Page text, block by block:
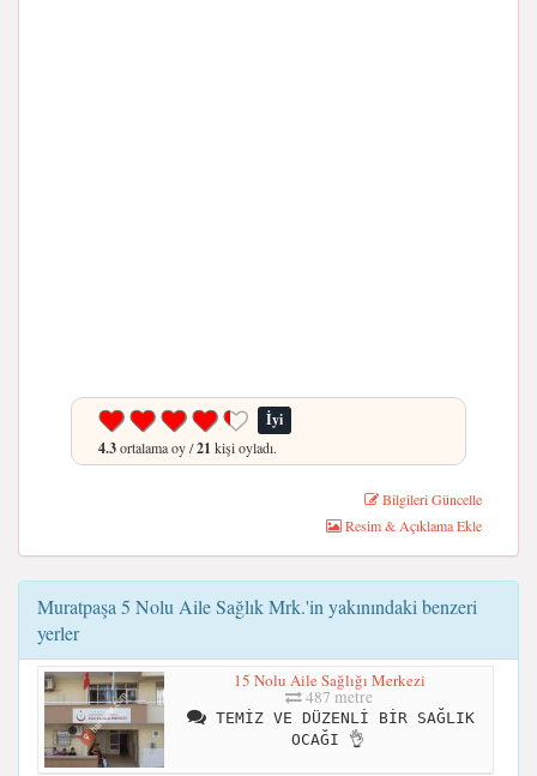
İyi
4.3ortalama oy /21 kişi oyladı.
Bilgileri Güncelle
Resim & Açıklama Ekle
Muratpaşa 5 Nolu Aile Sağlık Mrk.'in yakınındaki benzeri
yerler
15 Nolu Aile Sağlığı Merkezi
487 metre
TEMİZ VE DÜZENLİ BİR SAĞLIK
OCAĞI 👌